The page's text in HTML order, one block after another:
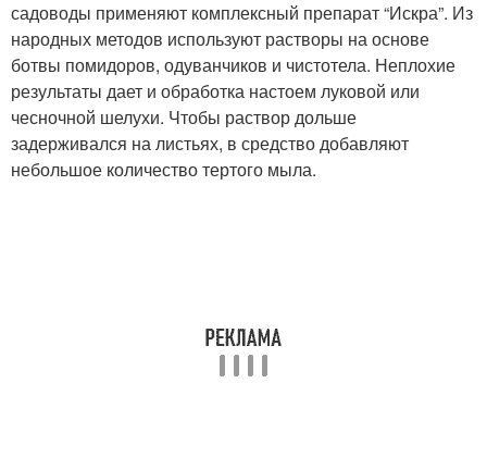
садоводы применяют комплексный препарат “Искра”. Из
народных методов используют растворы на основе
ботвы помидоров, одуванчиков и чистотела. Неплохие
результаты дает и обработка настоем луковой или
чесночной шелухи. Чтобы раствор дольше
задерживался на листьях, в средство добавляют
небольшое количество тертого мыла.